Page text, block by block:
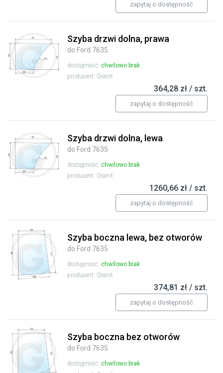
zapytaj o dostępność
Szyba drzwi dolna, prawa
do Ford 7635
dostępność: chwilowo brak
producent: Granit
364,28 zł / szt.
zapytaj o dostępność
Szyba drzwi dolna, lewa
do Ford 7635
dostępność: chwilowo brak
producent: Granit
1260,66 zł / szt.
zapytaj o dostępność
Szyba boczna lewa, bez otworów
do Ford 7635
dostępność: chwilowo brak
producent: Granit
374,81 zł / szt.
zapytaj o dostępność
Szyba boczna bez otworów
do Ford 7635
dostępność: chwilowo brak